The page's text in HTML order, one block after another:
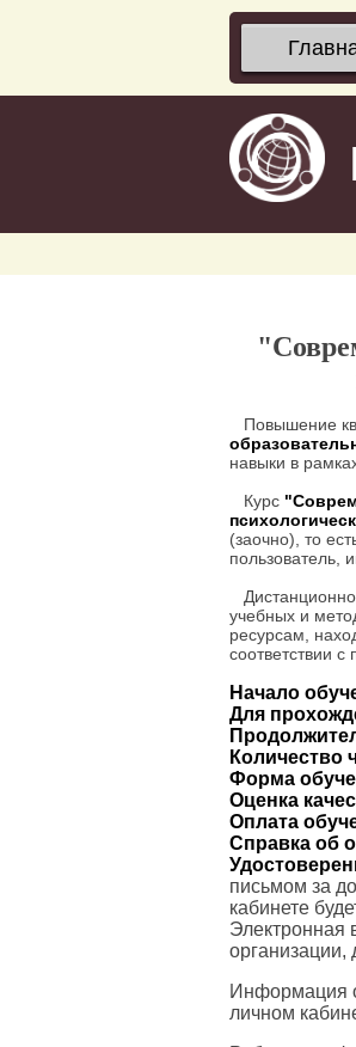
Повышение
навыки в
Курс
(заочно), то
пользователь,
учебных и
ресурсам,
соответствии
Начало
Для
Количество
Форма
Оценка
Оплата
Справка об
письмом за
кабинете
Электронная
организации,
Информация
личном